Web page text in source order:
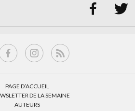
 
PAGE D’ACCUEIL
DE LA SEMAINE
AUTEURS